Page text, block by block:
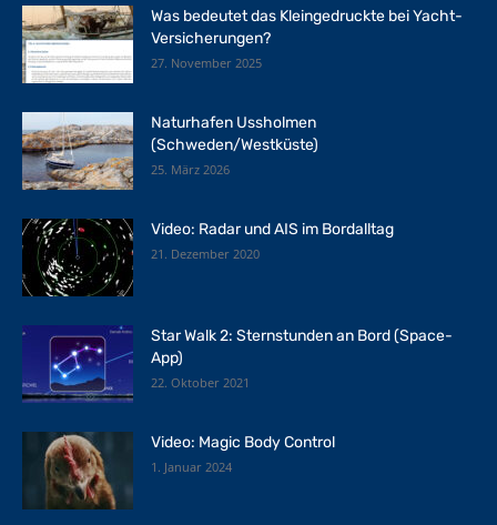
Was bedeutet das Kleingedruckte bei Yacht-
Versicherungen?
27. November 2025
Naturhafen Ussholmen
(Schweden/Westküste)
25. März 2026
Video: Radar und AIS im Bordalltag
21. Dezember 2020
Star Walk 2: Sternstunden an Bord (Space-
App)
22. Oktober 2021
Video: Magic Body Control
1. Januar 2024